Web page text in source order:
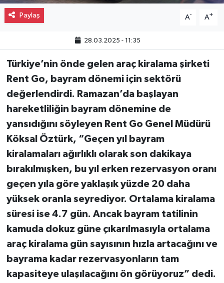
Paylaş A- A+
28.03.2025 - 11:35
Türkiye’nin önde gelen araç kiralama şirketi
Rent Go, bayram dönemi için sektörü
değerlendirdi. Ramazan’da başlayan
hareketliliğin bayram dönemine de
yansıdığını söyleyen Rent Go Genel Müdürü
Köksal Öztürk, “Geçen yıl bayram
kiralamaları ağırlıklı olarak son dakikaya
bırakılmışken, bu yıl erken rezervasyon oranı
geçen yıla göre yaklaşık yüzde 20 daha
yüksek oranla seyrediyor. Ortalama kiralama
süresi ise 4.7 gün. Ancak bayram tatilinin
kamuda dokuz güne çıkarılmasıyla ortalama
araç kiralama gün sayısının hızla artacağını ve
bayrama kadar rezervasyonların tam
kapasiteye ulaşılacağını ön görüyoruz” dedi.